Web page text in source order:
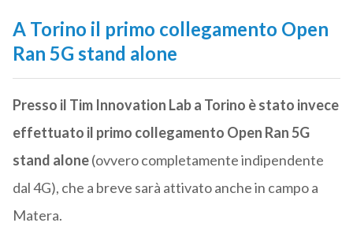
A Torino il primo collegamento Open
Ran 5G stand alone
Presso il Tim Innovation Lab a Torino è stato invece
effettuato il primo collegamento Open Ran 5G
stand alone(ovvero completamente indipendente
dal 4G), che a breve sarà attivato anche in campo a
Matera.